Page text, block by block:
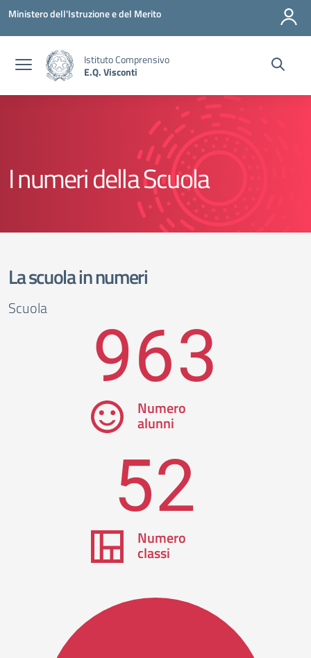
Vai ai contenuti
Vai al menu di navigazione
Vai al footer
Ministero dell'Istruzione e del Merito
Istituto Comprensivo
E.Q. Visconti
I numeri della Scuola
La scuola in numeri
Scuola 963
Numero
alunni
52
Numero
classi